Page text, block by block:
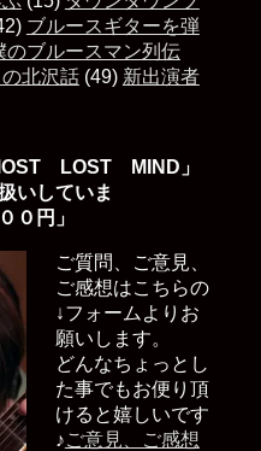
ブルースギターを弾
のブルースマン列伝
北沢話(49) 新出演者
LOST MIND」
いしていま
円」
ご質問、ご意見、
ご感想はこちらの
↓フォームよりお
願いします。
どんなちょっとし
た事でもお便り頂
けると嬉しいです
♪ご意見、ご感想